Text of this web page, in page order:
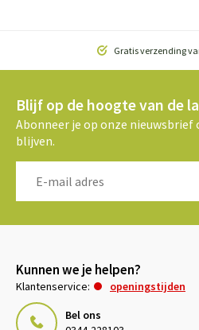
Gratis verzending
Blijf op de hoogte van de
Abonneer je op onze nieuwsbrief
blijven.
Kunnen we je helpen?
Klantenservice:
openingstijden
Bel ons